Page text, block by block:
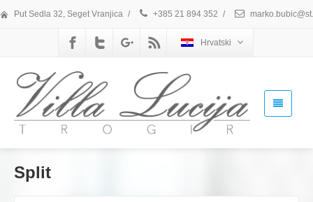
Put Sedla 32, Seget Vranjica / +385 21 894 352 /
Hrvatski
Split